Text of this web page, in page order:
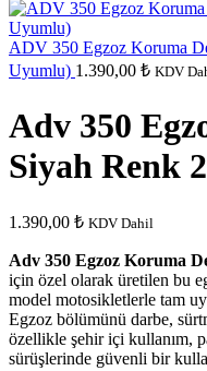
ADV 350 Egzoz Koruma
Uyumlu) 1.390,00 ₺ KDV
Adv 350
Siyah Renk
1.390,00 ₺ KDV Dahil
Adv 350 Egzoz Koruma
için özel olarak üretilen bu
model motosikletlerle tam
Egzoz bölümünü darbe,
özellikle şehir içi kullanım,
sürüşlerinde güvenli bir